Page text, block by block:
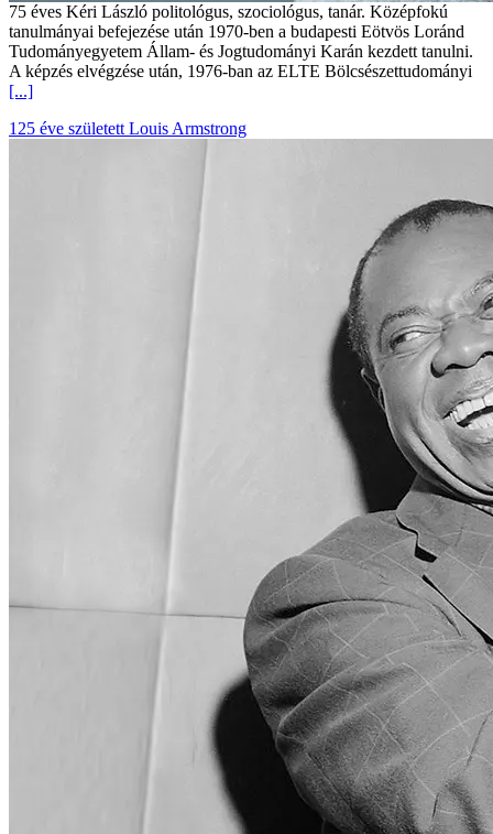
75 éves Kéri László politológus, szociológus, tanár. Középfokú
tanulmányai befejezése után 1970-ben a budapesti Eötvös Loránd
Tudományegyetem Állam- és Jogtudományi Karán kezdett tanulni.
A képzés elvégzése után, 1976-ban az ELTE Bölcsészettudományi
[...]
125 éve született Louis Armstrong